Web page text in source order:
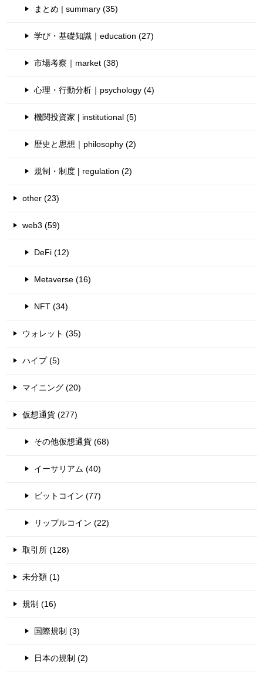
まとめ | summary (35)
学び・基礎知識｜education (27)
市場考察｜market (38)
心理・行動分析｜psychology (4)
機関投資家 | institutional (5)
歴史と思想｜philosophy (2)
規制・制度 | regulation (2)
other (23)
web3 (59)
DeFi (12)
Metaverse (16)
NFT (34)
ウォレット (35)
ハイプ (5)
マイニング (20)
仮想通貨 (277)
その他仮想通貨 (68)
イーサリアム (40)
ビットコイン (77)
リップルコイン (22)
取引所 (128)
未分類 (1)
規制 (16)
国際規制 (3)
日本の規制 (2)